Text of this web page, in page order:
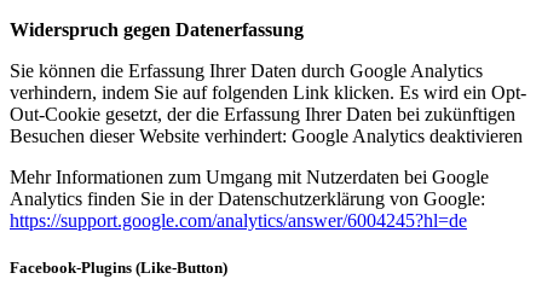
Widerspruch gegen Datenerfassung
Sie können die Erfassung Ihrer Daten durch Google Analytics
verhindern, indem Sie auf folgenden Link klicken. Es wird ein Opt-
Out-Cookie gesetzt, der die Erfassung Ihrer Daten bei zukünftigen
Besuchen dieser Website verhindert: Google Analytics deaktivieren
Mehr Informationen zum Umgang mit Nutzerdaten bei Google
Analytics finden Sie in der Datenschutzerklärung von Google:
https://support.google.com/analytics/answer/6004245?hl=de
Facebook-Plugins (Like-Button)